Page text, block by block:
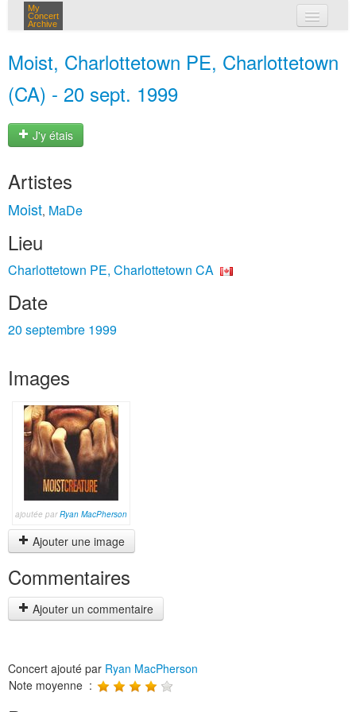
My
Concert
Archive
Moist, Charlottetown PE, Charlottetown
(CA) - 20 sept. 1999
J'y étais
Artistes
Moist, MaDe
Lieu
Charlottetown PE, Charlottetown CA
Date
20 septembre 1999
Images
ajoutée parRyan MacPherson
Ajouter une image
Commentaires
Ajouter un commentaire
Concert ajouté par Ryan MacPherson
Note moyenne :